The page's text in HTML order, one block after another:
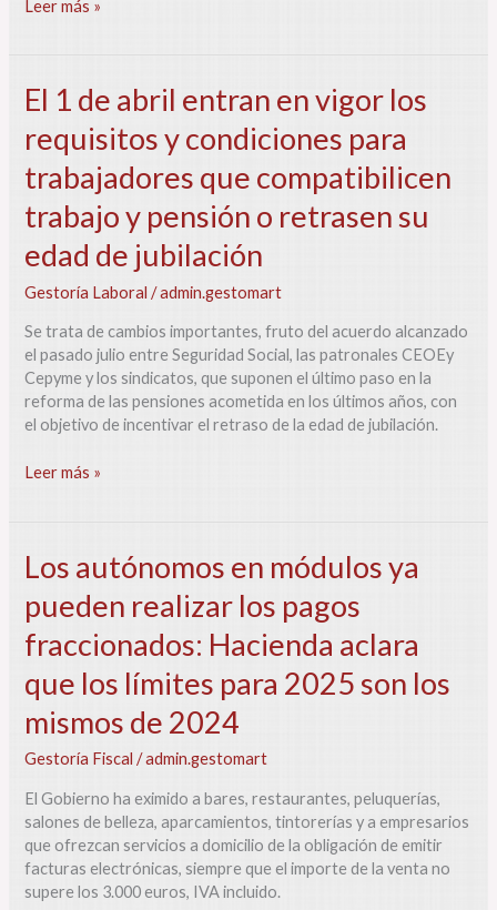
Renta
Leer más »
El 1 de abril entran en vigor los
requisitos y condiciones para
trabajadores que compatibilicen
trabajo y pensión o retrasen su
edad de jubilación
Gestoría Laboral /admin.gestomart
Se trata de cambios importantes, fruto del acuerdo alcanzado
el pasado julio entre Seguridad Social, las patronales CEOEy
Cepyme y los sindicatos, que suponen el último paso en la
reforma de las pensiones acometida en los últimos años, con
el objetivo de incentivar el retraso de la edad de jubilación.
El
1
de
entran
en
vigor
los
y
condiciones
para
trabajadores
que
compatibilicen
trabajo
y
su
edad
de
jubilación
Leer más »
Los autónomos en módulos ya
pueden realizar los pagos
fraccionados: Hacienda aclara
que los límites para 2025 son los
mismos de 2024
Gestoría Fiscal /admin.gestomart
El Gobierno ha eximido a bares, restaurantes, peluquerías,
salones de belleza, aparcamientos, tintorerías y a empresarios
que ofrezcan servicios a domicilio de la obligación de emitir
facturas electrónicas, siempre que el importe de la venta no
supere los 3.000 euros, IVA incluido.
Los
autónomos
en
módulos
realizar
los
fraccionados:
Hacienda
aclara
los